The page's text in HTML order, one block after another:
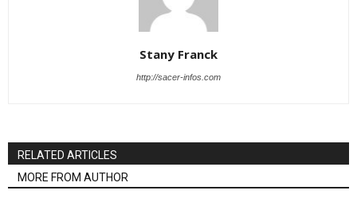
Stany Franck
http://sacer-infos.com
RELATED ARTICLES
MORE FROM AUTHOR